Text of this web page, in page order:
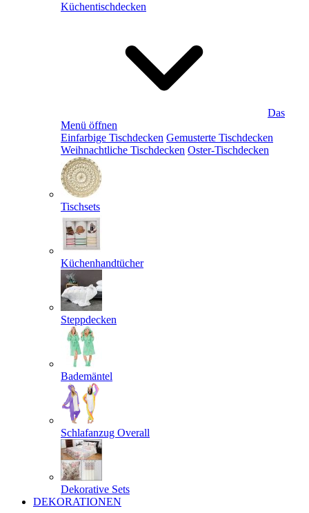
Küchentischdecken
Das
Menü öffnen
Einfarbige Tischdecken Gemusterte Tischdecken
Weihnachtliche Tischdecken Oster-Tischdecken
Tischsets
Küchenhandtücher
Steppdecken
Bademäntel
Schlafanzug Overall
Dekorative Sets
DEKORATIONEN